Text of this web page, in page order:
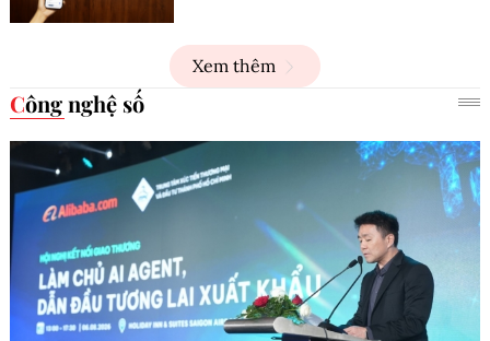
Xem thêm
Công nghệ số